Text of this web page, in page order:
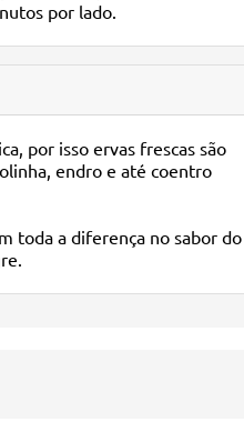
por lado.
por isso ervas frescas são
endro e até coentro
toda a diferença no sabor do